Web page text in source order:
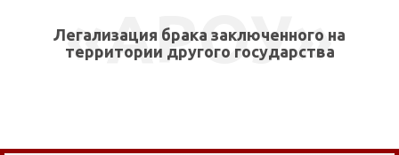
Легализация брака заключенного на
территории другого государства
«АРОУ»